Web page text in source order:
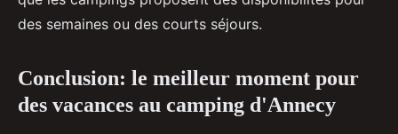
des semaines ou des courts séjours.
Conclusion: le meilleur moment pour
des vacances au camping d'Annecy